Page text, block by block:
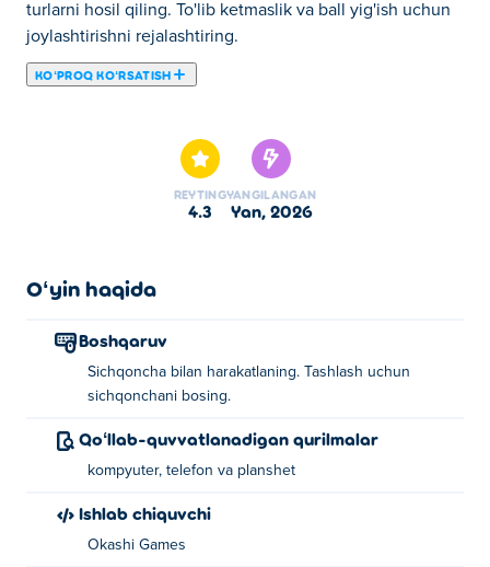
turlarni hosil qiling. To'lib ketmaslik va ball yig'ish uchun
joylashtirishni rejalashtiring.
KOʻPROQ KOʻRSATISH
REYTING
4.3
YANGILANGAN
yan, 2026
Oʻyin haqida
Boshqaruv
Sichqoncha bilan harakatlaning. Tashlash uchun
sichqonchani bosing.
Qoʻllab-quvvatlanadigan qurilmalar
kompyuter, telefon va planshet
Ishlab chiquvchi
Okashi Games